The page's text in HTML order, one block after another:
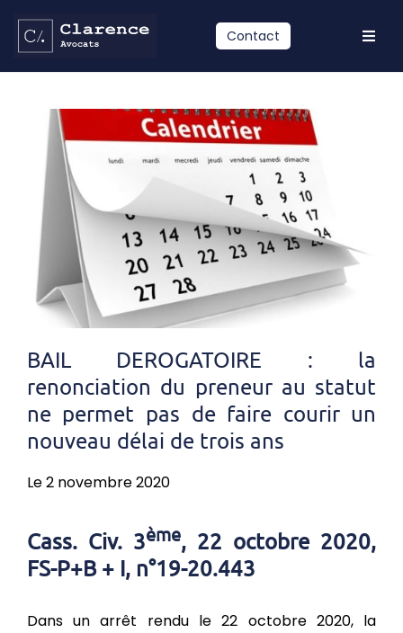
contenu
Contact
Compétences
Equipe
Actualités
Contact
LinkedIn
BAIL DEROGATOIRE : la
renonciation du preneur au statut
ne permet pas de faire courir un
nouveau délai de trois ans
Le 2 novembre 2020
Cass. Civ. 3ème, 22 octobre 2020,
FS-P+B + I, n°19-20.443
Dans un arrêt rendu le 22 octobre 2020, la